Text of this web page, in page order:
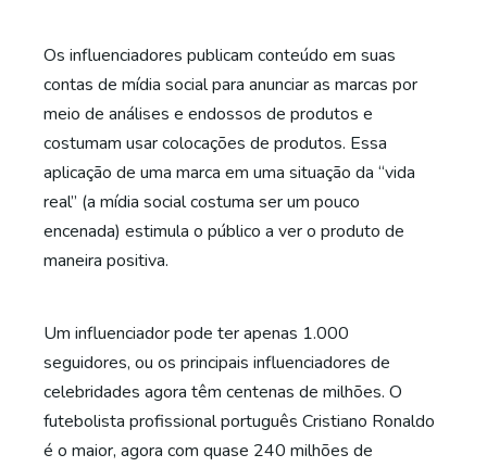
Os influenciadores publicam conteúdo em suas
contas de mídia social para anunciar as marcas por
meio de análises e endossos de produtos e
costumam usar colocações de produtos. Essa
aplicação de uma marca em uma situação da “vida
real” (a mídia social costuma ser um pouco
encenada) estimula o público a ver o produto de
maneira positiva.
Um influenciador pode ter apenas 1.000
seguidores, ou os principais influenciadores de
celebridades agora têm centenas de milhões. O
futebolista profissional português Cristiano Ronaldo
é o maior, agora com quase 240 milhões de